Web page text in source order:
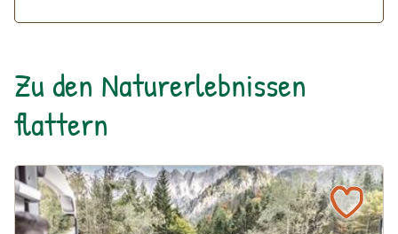
Zu den Naturerlebnissen
flattern